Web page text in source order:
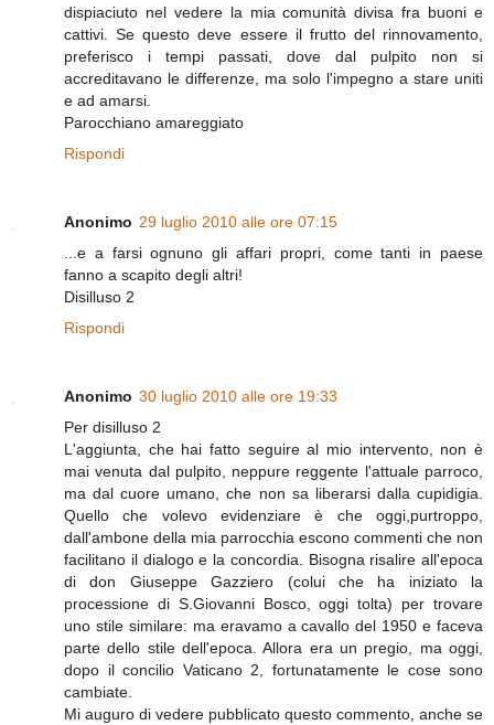
dispiaciuto nel vedere la mia comunità divisa fra buoni e
cattivi. Se questo deve essere il frutto del rinnovamento,
preferisco i tempi passati, dove dal pulpito non si
accreditavano le differenze, ma solo l'impegno a stare uniti
e ad amarsi.
Parocchiano amareggiato
Rispondi
Anonimo 29 luglio 2010 alle ore 07:15
...e a farsi ognuno gli affari propri, come tanti in paese
fanno a scapito degli altri!
Disilluso 2
Rispondi
Anonimo 30 luglio 2010 alle ore 19:33
Per disilluso 2
L'aggiunta, che hai fatto seguire al mio intervento, non è
mai venuta dal pulpito, neppure reggente l'attuale parroco,
ma dal cuore umano, che non sa liberarsi dalla cupidigia.
Quello che volevo evidenziare è che oggi,purtroppo,
dall'ambone della mia parrocchia escono commenti che non
facilitano il dialogo e la concordia. Bisogna risalire all'epoca
di don Giuseppe Gazziero (colui che ha iniziato la
processione di S.Giovanni Bosco, oggi tolta) per trovare
uno stile similare: ma eravamo a cavallo del 1950 e faceva
parte dello stile dell'epoca. Allora era un pregio, ma oggi,
dopo il concilio Vaticano 2, fortunatamente le cose sono
cambiate.
Mi auguro di vedere pubblicato questo commento, anche se